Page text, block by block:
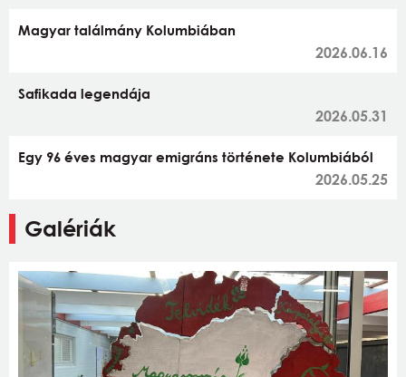
Magyar találmány Kolumbiában
2026.06.16
Safikada legendája
2026.05.31
Egy 96 éves magyar emigráns története Kolumbiából
2026.05.25
Galériák